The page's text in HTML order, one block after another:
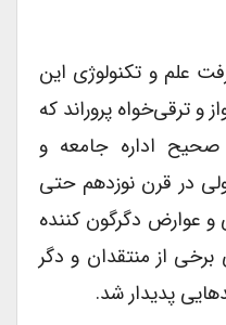
علم و تکنولوژی این
و ترقی‌خواه پروراند که
اداره جامعه و
در قرن نوزدهم حتی
عوارض دگرگون کننده
از منتقدان و دگر
پدیدار شد.